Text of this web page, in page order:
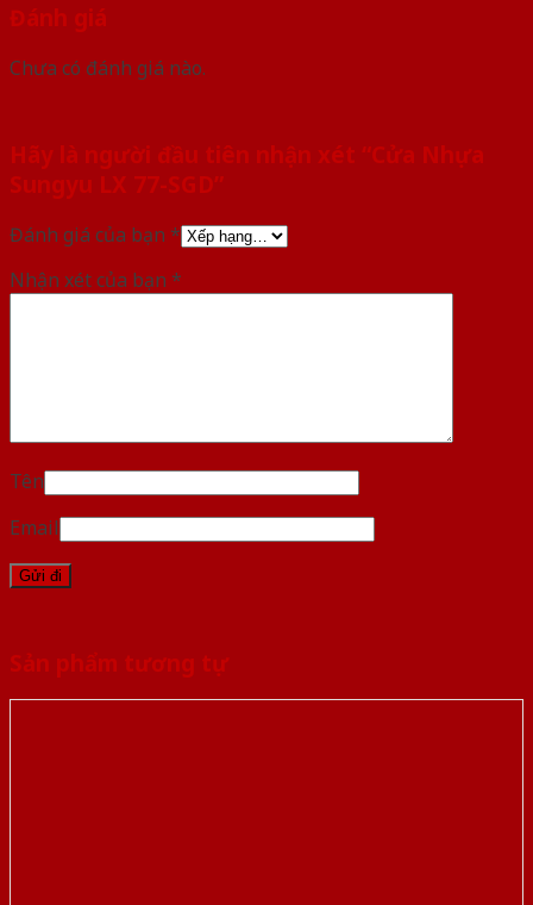
Đánh giá
Chưa có đánh giá nào.
Hãy là người đầu tiên nhận xét “Cửa Nhựa
Sungyu LX 77-SGD”
Đánh giá của bạn *
Nhận xét của bạn *
Tên
Email
Sản phẩm tương tự